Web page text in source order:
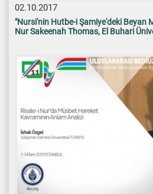
02.10.2017
"Nursi'nin Hutbe-i Şamiye'deki Beyan
Nur Sakeenah Thomas, El Buhari